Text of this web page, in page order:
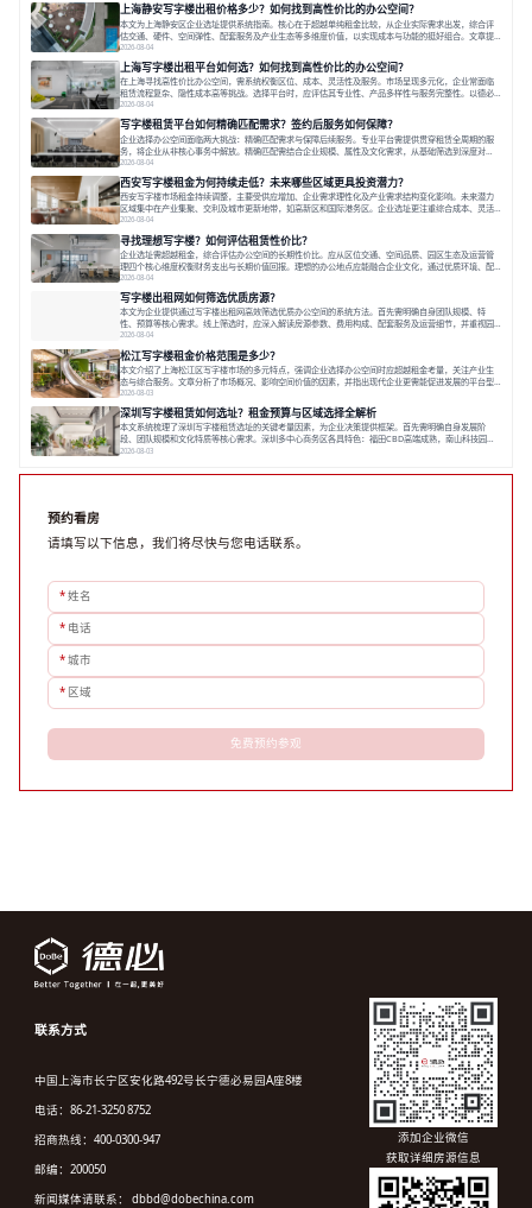
上海静安写字楼出租价格多少？如何找到高性价比的办公空间？
本文为上海静安区企业选址提供系统指南。核心在于超越单纯租金比较，从企业实际需求出发，综合评
估交通、硬件、空间弹性、配套服务及产业生态等多维度价值，以实现成本与功能的挺好组合。文章提
出打破固定工位思维，采用精装灵活空间与共享配套以提升性价比，并通过不同规模企业的实际案例加
以说明。之后指出，专业运营服务商提供的稳定环境、社群活动与产业集聚等增值服务，是很大化空间
价值、助力企业成长的关键。对于许多在
2026-08-04
上海写字楼出租平台如何选？如何找到高性价比的办公空间？
在上海寻找高性价比办公空间，需系统权衡区位、成本、灵活性及服务。市场呈现多元化，企业常面临
租赁流程复杂、隐性成本高等挑战。选择平台时，应评估其专业性、产品多样性与服务完整性。以德必
为例，其提供从空间到生态的解决方案，通过特色园区、灵活产品和丰富配套，满足不同企业需求。企
业应明确自身需求，实地考察，选择能支持长期发展、提升竞争力的办公空间。在上海寻找合适的办公
空间，对于企业行政负责人、中小企业主
2026-08-04
写字楼租赁平台如何精确匹配需求？签约后服务如何保障？
企业选择办公空间面临两大挑战：精确匹配需求与保障后续服务。专业平台需提供贯穿租赁全周期的服
务，将企业从非核心事务中解放。精确匹配需结合企业规模、属性及文化需求，从基础筛选到深度对
接；签约后则需构建覆盖硬件运维、共享配套及专业物业的全周期保障体系。德必集团通过标准化服务
与个性化运营结合，以全国布局和产业生态圈为企业提供稳定支持，体现了从信息撮合到深度服务的能
力转变。在为企业寻找办公空间的过程中，
2026-08-04
西安写字楼租金为何持续走低？未来哪些区域更具投资潜力？
西安写字楼市场租金持续调整，主要受供应增加、企业需求理性化及产业需求结构变化影响。未来潜力
区域集中在产业集聚、交利及城市更新地带，如高新区和国际港务区。企业选址更注重综合成本、灵活
性与员工体验，倾向于提供全包式服务的办公空间。专业运营方通过空间优化与社群服务，助力企业成
长，推动市场向多元化、高性价比方向发展。近年来，西安写字楼市场呈现出租金持续调整的态势，这
一现象引发了的广泛关注。作为西部重要
2026-08-04
寻找理想写字楼？如何评估租赁性价比？
企业选址需超越租金，综合评估办公空间的长期性价比。应从区位交通、空间品质、园区生态及运营管
理四个核心维度权衡财务支出与长期价值回报。理想的办公地点应能融合企业文化，通过优质环境、配
套服务及社群资源赋能业务增长，实现成本与价值的平衡。对于许多正在成长或寻求稳定发展的企业而
言，寻找一处合适的办公空间是一项至关重要的决策。这不仅关系到团队的日常工作效率与协作氛围，
更直接影响着企业的品牌形象、运营成本
2026-08-04
写字楼出租网如何筛选优质房源？
本文为企业提供通过写字楼出租网高效筛选优质办公空间的系统方法。首先需明确自身团队规模、特
性、预算等核心需求。线上筛选时，应深入解读房源参数、费用构成、配套服务及运营细节，并重视园
区产业生态与交通区位价值。同时，需考察运营方的品牌背景与持续服务能力。完成线上初选后，必须
进行线下实地验证，核对空间实景、测试设施、感受园区氛围并确认合同条款，从而做出精确决策。在
数字化时代，写字楼出租网已成为企业寻找
2026-08-04
松江写字楼租金价格范围是多少？
本文介绍了上海松江区写字楼市场的多元特点，强调企业选择办公空间时应超越租金考量，关注产业生
态与综合服务。文章分析了市场概况、影响空间价值的因素，并指出现代企业更需能促进发展的平台型
空间。之后，以德必集团为例，说明运营方如何通过构建服务生态助力企业成长，建议企业系统评估需
求与长期价值，选择匹配的发展载体。对于许多寻求在上海松江区设立或扩展办公空间的企业而言，了
解该区域的写字楼市场概况是决策的首先
2026-08-03
深圳写字楼租赁如何选址？租金预算与区域选择全解析
本文系统梳理了深圳写字楼租赁选址的关键考量因素，为企业决策提供框架。首先需明确自身发展阶
段、团队规模和文化特质等核心需求。深圳多中心商务区各具特色：福田CBD高端成熟，南山科技园创
新活力强，前海具政策优势。除传统写字楼外，创意产业园注重生态与社群，适合文创、科技类企业。
款。选址是综合性战略决策，旨在让办公
2026-08-03
预约看房
请填写以下信息，我们将尽快与您电话联系。
*姓名
* 电话
*城市
* 区域
免费预约参观
联系方式
中国上海市长宁区安化路492号长宁德必易园A座8楼
电话：86-21-3250 8752
招商热线：400-0300-947
邮编：200050
新闻媒体请联系： dbbd@dobechina.com
添加企业微信
获取详细房源信息